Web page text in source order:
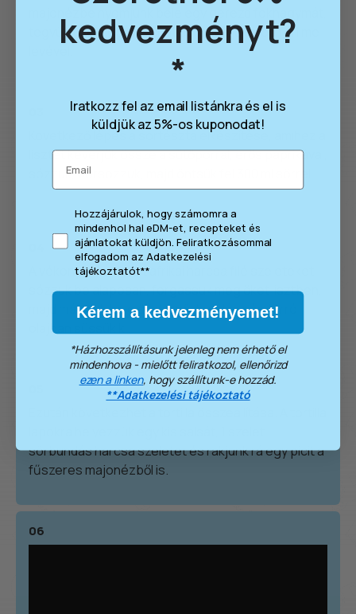
majonézbe nyomjunk bele egy gerezd fokhagymát,
tegyünk bele egy kis chilit és locsoljuk meg fél lime
Következő lépés a sörtészta elkészítése, amihez a
lisztet keverjük össze a sütőporral, erős paprikával,
sózzuk, borsozzuk, majd öntsük fel 300 ml sörrel.
A vékonyra szeletelt afrikai harcsa filé szeleteket
sózzuk be alaposan, forgassuk meg őket lisztben,
majd mártsuk bele őket a sörbundába és forró
olajban süssük ki.
sörbundás harcsa szeletet és rakjunk rá egy picit a
fűszeres majonézből is.
06
kedvezményt?
*
​Iratkozz fel az email listánkra és el is
küldjük az 5%-os kuponodat!
Email
consent
Hozzájárulok, hogy számomra a
mindenhol hal eDM-et, recepteket és
ajánlatokat küldjön. Feliratkozásommal
elfogadom az Adatkezelési
tájékoztatót**
Kérem a kedvezményemet!
*Házhozszállításunk jelenleg nem érhető el
mindenhova - mielőtt feliratkozol, ellenőrizd
ezen a linken, hogy szállítunk-e hozzád.
**Adatkezelési tájékoztató